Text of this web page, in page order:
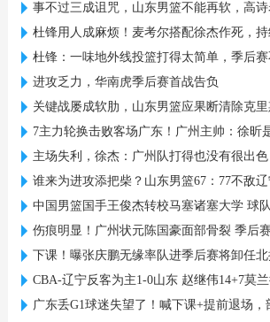
事不过三成诅咒，山东男篮不能再软，高
杜锋用人成麻烦！麦考尔搭配徐杰作死，持续信任2
杜锋：一味地外线投篮打得太简单，季后赛不
进攻乏力，华南虎季后赛首战告负
关键战屡成软肋，山东男篮应果断清除克
7主力轮换击败客场广东！广州主帅：徐昕是我心目
主场失利，徐杰：广州队打得也没有很出色，我们
谁来为进攻添把柴？山东男篮67：77不敌辽宁，
中国男篮国手王俊杰转校马塞诸塞大学 球队已长达
伤痕明显！广州状元陈国豪面部骨裂 季后赛大概率
下课！曝张庆鹏无缘率队进季后赛将卸任北控主
CBA-辽宁反客为主1-0山东 赵继伟14+7莫
广东丢G1球迷失望了！喊下课+提前退场，部分球